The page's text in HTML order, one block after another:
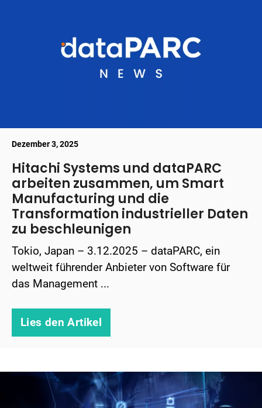
Dezember 3, 2025
Hitachi Systems und dataPARC
arbeiten zusammen, um Smart
Manufacturing und die
Transformation industrieller Daten
zu beschleunigen
Tokio, Japan – 3.12.2025 – dataPARC, ein
weltweit führender Anbieter von Software für
das Management ...
Lies den Artikel